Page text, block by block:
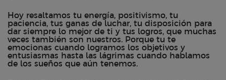
Hoy resaltamos tu energía, positivismo, tu
paciencia, tus ganas de luchar, tu disposición para
dar siempre lo mejor de ti y tus logros, que muchas
veces también son nuestros. Porque tu te
emocionas cuando logramos los objetivos y
entusiasmas hasta las lágrimas cuando hablamos
de los sueños que aún tenemos.